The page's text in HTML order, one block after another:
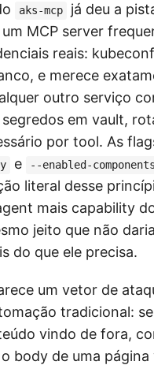
aks-mcp
já deu a
MCP server
reais:
e merece
outro serviço
em vault,
por tool. As
e --enabled-components
literal desse
mais capability
jeito que não
do que ele precisa.
um vetor de
tradicional:
vindo de fora,
body de uma página